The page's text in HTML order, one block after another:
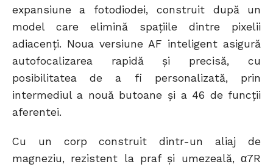
expansiune a fotodiodei, construit după un
model care elimină spațiile dintre pixelii
adiacenți. Noua versiune AF inteligent asigură
autofocalizarea rapidă și precisă, cu
posibilitatea de a fi personalizată, prin
intermediul a nouă butoane și a 46 de funcții
aferentei.
Cu un corp construit dintr-un aliaj de
magneziu, rezistent la praf și umezeală, α7R